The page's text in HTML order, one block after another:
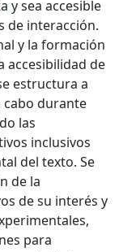
y sea accesible
de interacción.
y la formación
accesibilidad de
estructura a
cabo durante
las
inclusivos
del texto. Se
de la
de su interés y
para